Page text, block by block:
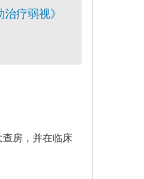
疗弱视》
房，并在临床